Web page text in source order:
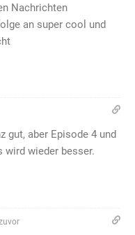
Nachrichten
an super cool und
gut, aber Episode 4 und
wird wieder besser.